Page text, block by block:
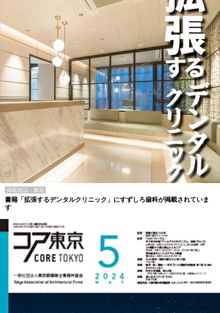
掲載雑誌・書籍
書籍「拡張するデンタルクリニック」にすずしろ歯科が掲載されていま
す